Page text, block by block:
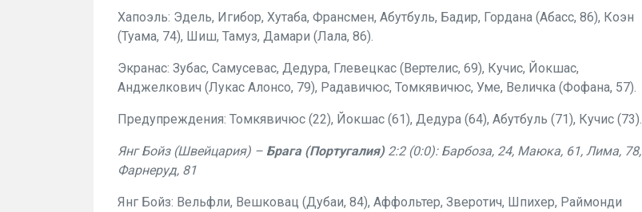
Хапоэль: Эдель, Игибор, Хутаба, Франсмен, Абутбуль, Бадир, Гордана (Абасс, 86), Коэн
(Туама, 74), Шиш, Тамуз, Дамари (Лала, 86).
Экранас: Зубас, Самусевас, Дедура, Глевецкас (Вертелис, 69), Кучис, Йокшас,
Анджелкович (Лукас Алонсо, 79), Радавичюс, Томкявичюс, Уме, Величка (Фофана, 57).
Предупреждения: Томкявичюс (22), Йокшас (61), Дедура (64), Абутбуль (71), Кучис (73).
Янг Бойз (Швейцария) – Брага (Португалия)2:2 (0:0): Барбоза, 24, Маюка, 61, Лима, 78,
Фарнеруд, 81
Янг Бойз: Вельфли, Вешковац (Дубаи, 84), Аффольтер, Зверотич, Шпихер, Раймонди